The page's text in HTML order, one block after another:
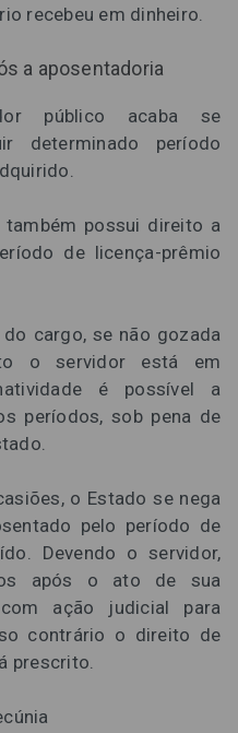
recebeu em dinheiro.
a aposentadoria
público acaba se
determinado período
possui direito a
de licença-prêmio
cargo, se não gozada
o servidor está em
é possível a
períodos, sob pena de
o Estado se nega
pelo período de
Devendo o servidor,
após o ato de sua
ação judicial para
contrário o direito de
prescrito.